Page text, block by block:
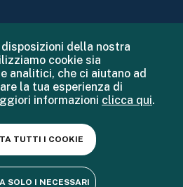
della nostra
cookie sia
analitici, che ci aiutano ad
la tua esperienza di
informazioni clicca qui.
SOLO I NECESSARI
TUTTI I COOKIE